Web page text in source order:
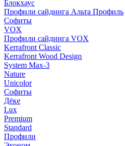
Блокхаус
Профили сайдинга Альта Профиль
Софиты
VOX
Профили сайдинга VOX
Kerrafront Classic
Kerrafront Wood Design
System Max-3
Nature
Unicolor
Софиты
Дёке
Lux
Premium
Standard
Профили